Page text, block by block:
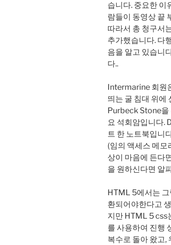
습니다. 중요한 이
람들이 동영상 끝
따라서 총 청구서
추가했습니다. 다
음을 알고 있습니
다..
Intermarine 회원
띄는 굴 침대 위에
Purbeck Stone을
요 석회암입니다.
트 한 노트북입니
(임의 액세스 메
상이 마음에 든다
을 원하신다면 알
HTML 5에서는
환되어야한다고
지만 HTML 5 css
를 사용하여 진행
복수로 돌아 왔고,